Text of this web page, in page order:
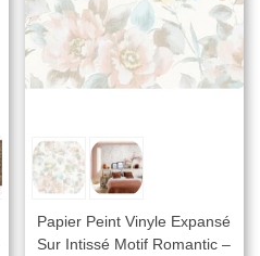
Papier Peint Vinyle Expansé
Sur Intissé Motif Romantic –